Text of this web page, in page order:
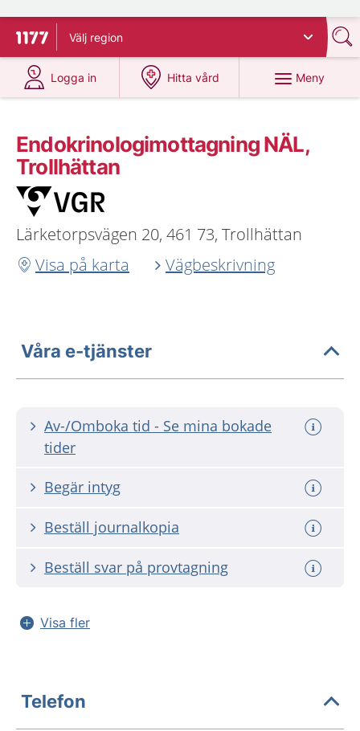
Till startsidan för 1177
Välj region
Logga in
på 1177.se
Hitta vård
på 1177.se
Meny
Endokrinologimottagning NÄL,
Trollhättan
Lärketorpsvägen 20, 461 73, Trollhättan
Visa på karta
Vägbeskrivning
Våra e-tjänster
Av-/Omboka tid - Se mina bokade
tider
Begär intyg
Beställ journalkopia
Beställ svar på provtagning
Visa fler
Telefon